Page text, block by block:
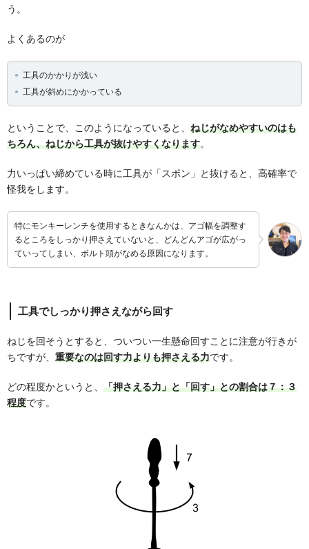
う。
よくあるのが
工具のかかりが浅い
工具が斜めにかかっている
ということで、このようになっていると、 ねじがなめやすいのはも
ちろん、ねじから工具が抜けやすくなります。
力いっぱい締めている時に工具が「スポン」と抜けると、高確率で
怪我をします。
特にモンキーレンチを使用するときなんかは、アゴ幅を調整す
るところをしっかり押さえていないと、どんどんアゴが広がっ
ていってしまい、ボルト頭がなめる原因になります。
工具でしっかり押さえながら回す
ねじを回そうとすると、ついつい一生懸命回すことに注意が行きが
ちですが、 重要なのは回す力よりも押さえる力です。
どの程度かというと、 「押さえる力」と「回す」との割合は７：３
程度です。